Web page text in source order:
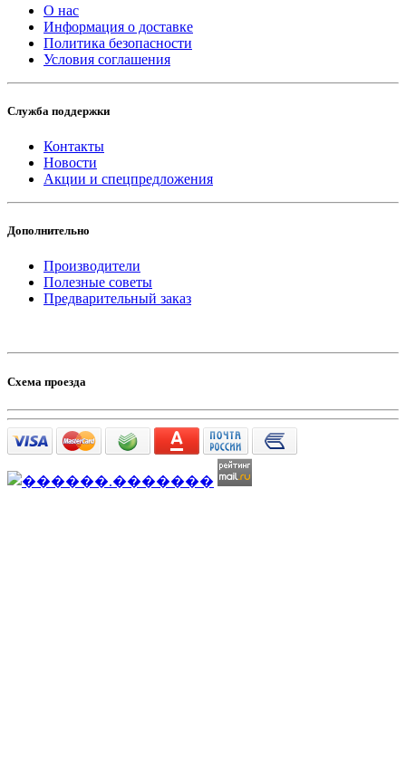
О нас
Информация о доставке
Политика безопасности
Условия соглашения
Служба поддержки
Контакты
Новости
Акции и спецпредложения
Дополнительно
Производители
Полезные советы
Предварительный заказ
Схема проезда